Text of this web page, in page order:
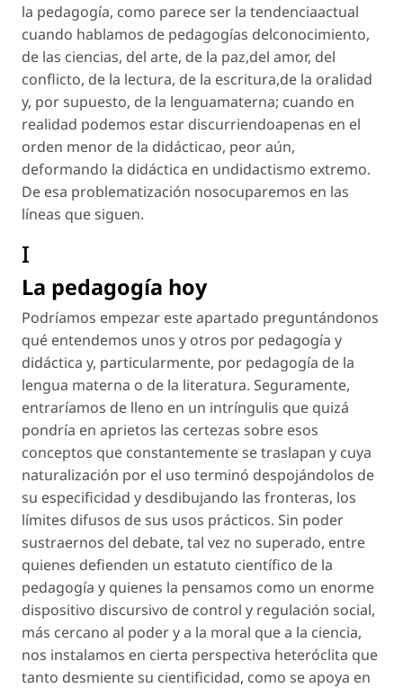
la pedagogía, como parece ser la tendenciaactual
cuando hablamos de pedagogías delconocimiento,
de las ciencias, del arte, de la paz,del amor, del
conflicto, de la lectura, de la escritura,de la oralidad
y, por supuesto, de la lenguamaterna; cuando en
realidad podemos estar discurriendoapenas en el
orden menor de la didácticao, peor aún,
deformando la didáctica en undidactismo extremo.
De esa problematización nosocuparemos en las
líneas que siguen.
I
La pedagogía hoy
Podríamos empezar este apartado preguntándonos
qué entendemos unos y otros por pedagogía y
didáctica y, particularmente, por pedagogía de la
lengua materna o de la literatura. Seguramente,
entraríamos de lleno en un intríngulis que quizá
pondría en aprietos las certezas sobre esos
conceptos que constantemente se traslapan y cuya
naturalización por el uso terminó despojándolos de
su especificidad y desdibujando las fronteras, los
límites difusos de sus usos prácticos. Sin poder
sustraernos del debate, tal vez no superado, entre
quienes defienden un estatuto científico de la
pedagogía y quienes la pensamos como un enorme
dispositivo discursivo de control y regulación social,
más cercano al poder y a la moral que a la ciencia,
nos instalamos en cierta perspectiva heteróclita que
tanto desmiente su cientificidad, como se apoya en